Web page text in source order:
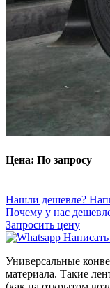
Цена: По запросу
Нашли дешевле?
Почему у нас
Запросить цену
Универсальные
материала. Такие